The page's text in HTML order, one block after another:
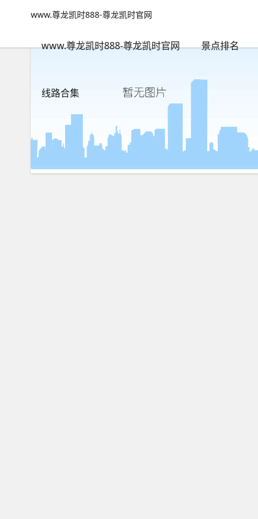
www.尊龙凯时888-尊龙凯时官网
www.尊龙凯时888-尊龙凯时官网 景点排名
线路合集
www.尊龙凯时888-尊龙凯时官网